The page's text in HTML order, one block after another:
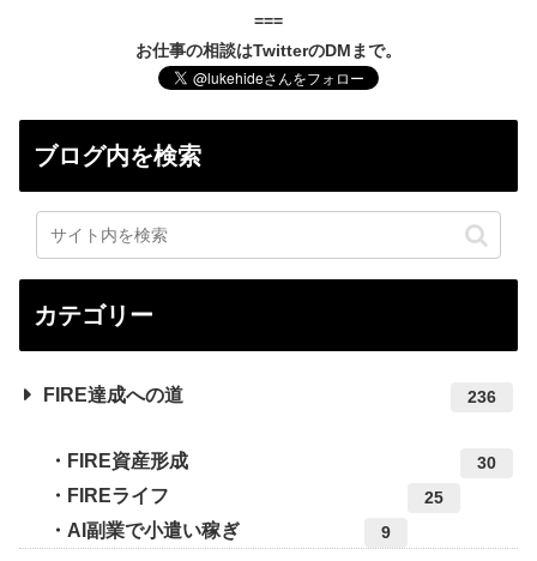
===
お仕事の相談はTwitterのDMまで。
ブログ内を検索
カテゴリー
FIRE達成への道 236
FIRE資産形成 30
FIREライフ 25
AI副業で小遣い稼ぎ 9